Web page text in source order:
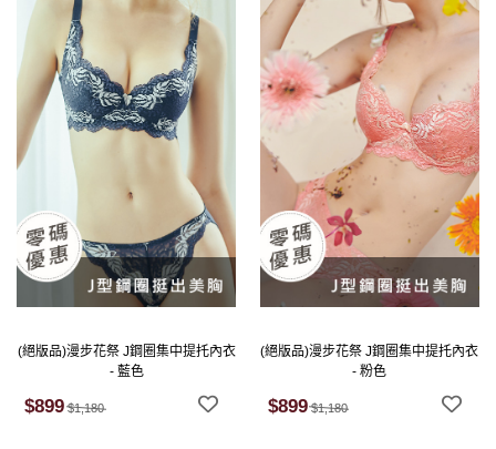
(絕版品)漫步花祭 J鋼圈集中提托內衣
- 藍色
$899 $1,180
(絕版品)漫步花祭 J鋼圈集中提托內衣
- 粉色
$899 $1,180